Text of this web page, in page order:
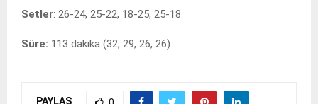
Setler: 26-24, 25-22, 18-25, 25-18
Süre: 113 dakika (32, 29, 26, 26)
PAYLAŞ